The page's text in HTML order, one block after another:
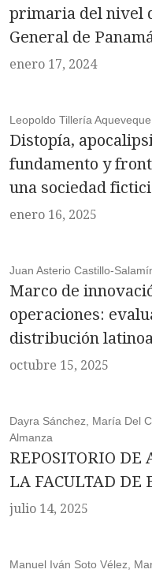
primaria del nivel
General de
enero 17, 2024
Leopoldo Tillería Aqueveque
Distopía,
fundamento y
una sociedad
enero 16, 2025
Juan Asterio Castillo-
Marco de
operaciones:
distribución
octubre 15, 2025
Dayra Sánchez, María Del
Almanza
REPOSITORIO DE
LA FACULTAD DE
julio 14, 2025
Manuel Iván Soto Vélez,